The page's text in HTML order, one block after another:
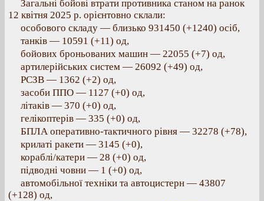
Загальні бойові втрати противника станом на ранок
12 квітня 2025 р. орієнтовно склали:
особового складу — близько 931450 (+1240) осіб,
танків — 10591 (+11) од,
бойових броньованих машин — 22055 (+7) од,
артилерійських систем — 26092 (+49) од,
РСЗВ — 1362 (+2) од,
засоби ППО — 1127 (+0) од,
літаків — 370 (+0) од,
гелікоптерів — 335 (+0) од,
БПЛА оперативно-тактичного рівня — 32278 (+78),
крилаті ракети — 3145 (+0),
кораблі/катери — 28 (+0) од,
підводні човни — 1 (+0) од,
автомобільної техніки та автоцистерн — 43807
(+128) од,